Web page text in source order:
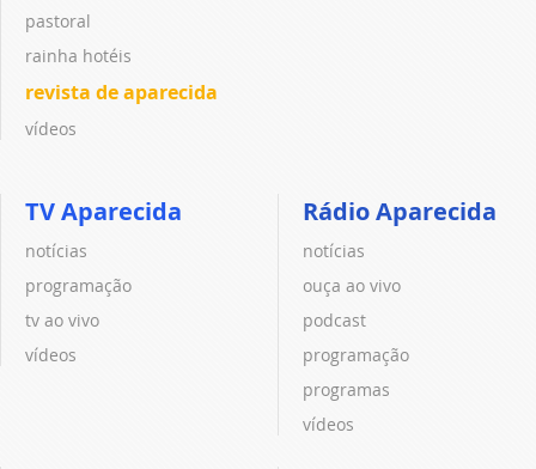
pastoral
rainha hotéis
revista de aparecida
vídeos
TV Aparecida
notícias
programação
tv ao vivo
vídeos
Rádio Aparecida
notícias
ouça ao vivo
podcast
programação
programas
vídeos